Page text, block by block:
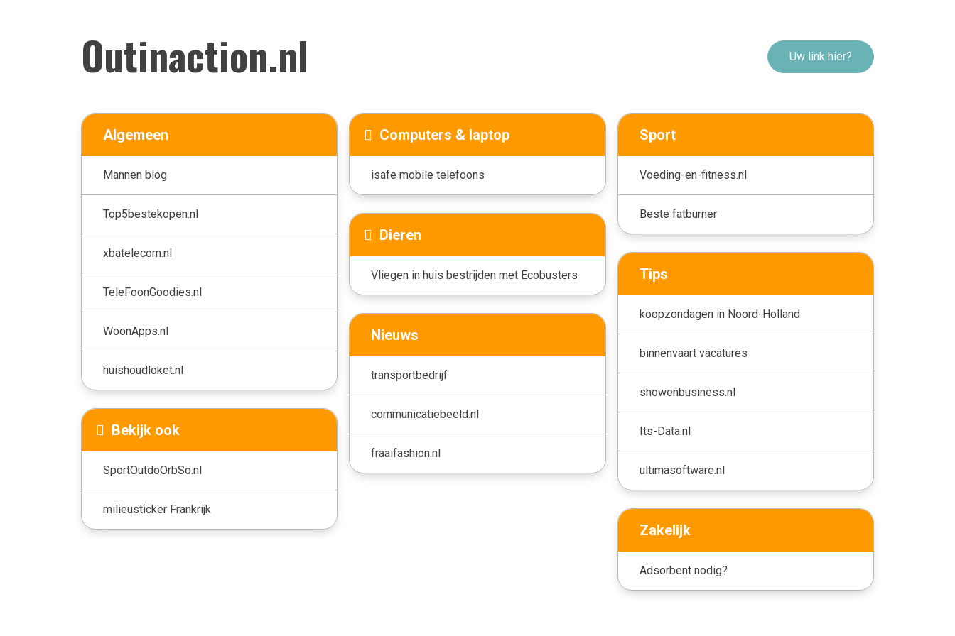
Outinaction.nl Uw link hier?
Algemeen
Mannen blog
Top5bestekopen.nl
xbatelecom.nl
TeleFoonGoodies.nl
WoonApps.nl
huishoudloket.nl
Bekijk ook
SportOutdoOrbSo.nl
milieusticker Frankrijk
Computers & laptop
isafe mobile telefoons
Dieren
Vliegen in huis bestrijden met Ecobusters
Nieuws
transportbedrijf
communicatiebeeld.nl
fraaifashion.nl
Sport
Voeding-en-fitness.nl
Beste fatburner
Tips
koopzondagen in Noord-Holland
binnenvaart vacatures
showenbusiness.nl
Its-Data.nl
ultimasoftware.nl
Zakelijk
Adsorbent nodig?